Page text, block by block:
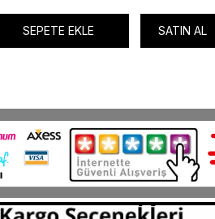
SEPETE EKLE SATIN AL